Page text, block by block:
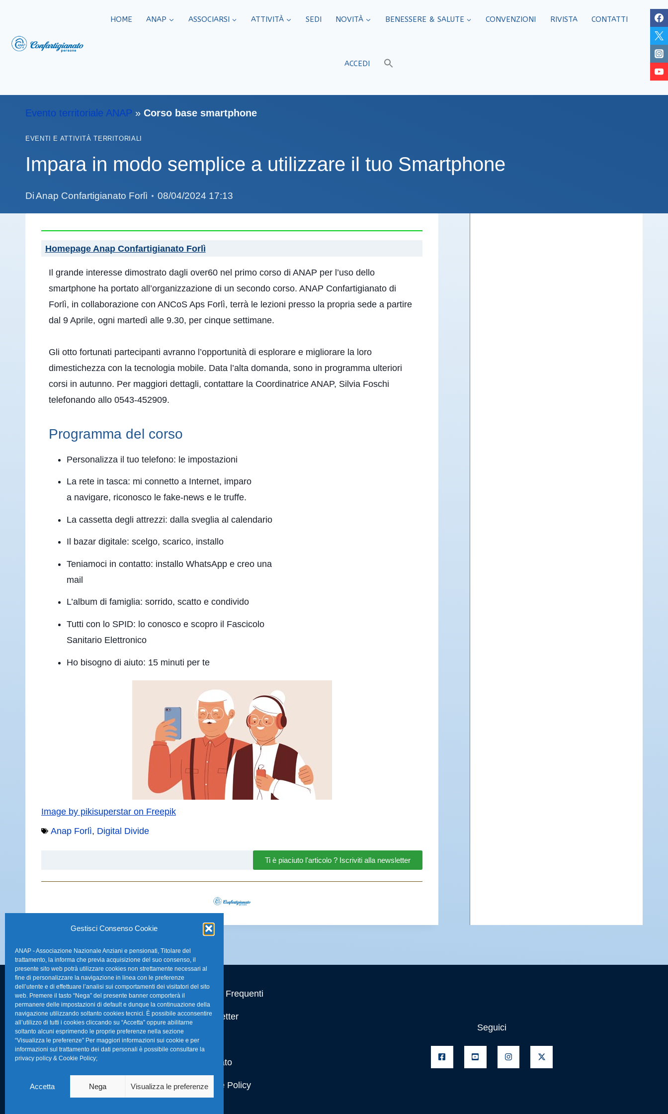
Gestisci Consenso Cookie
ANAP - Associazione Nazionale Anziani e pensionati, Titolare del
trattamento, la informa che previa acquisizione del suo consenso, il
presente sito web potrà utilizzare cookies non strettamente necessari al
fine di personalizzare la navigazione in linea con le preferenze
dell’utente e di effettuare l’analisi sui comportamenti dei visitatori del sito
web. Premere il tasto “Nega” del presente banner comporterà il
permanere delle impostazioni di default e dunque la continuazione della
navigazione utilizzando soltanto cookies tecnici. È possibile acconsentire
all’utilizzo di tutti i cookies cliccando su “Accetta” oppure abilitarne
soltanto alcuni esprimendo le proprie preferenze nella sezione
“Visualizza le preferenze” Per maggiori informazioni sui cookie e per
informazioni sul trattamento dei dati personali è possibile consultare la
privacy policy & Cookie Policy;
Accetta Nega Visualizza le preferenze
HOME ANAP ASSOCIARSI ATTIVITÀ SEDI​ NOVITÀ BENESSERE & SALUTE CONVENZIONI RIVISTA CONTATTI
ACCEDI
Evento territoriale ANAP » Corso base smartphone
EVENTI E ATTIVITÀ TERRITORIALI
Impara in modo semplice a utilizzare il tuo Smartphone
DiAnap Confartigianato Forlì 08/04/2024 17:13
Homepage Anap Confartigianato Forlì
Il grande interesse dimostrato dagli over60 nel primo corso di ANAP per l’uso dello
smartphone ha portato all’organizzazione di un secondo corso. ANAP Confartigianato di
Forlì, in collaborazione con ANCoS Aps Forlì, terrà le lezioni presso la propria sede a partire
dal 9 Aprile, ogni martedì alle 9.30, per cinque settimane.
Gli otto fortunati partecipanti avranno l’opportunità di esplorare e migliorare la loro
dimestichezza con la tecnologia mobile. Data l’alta domanda, sono in programma ulteriori
corsi in autunno. Per maggiori dettagli, contattare la Coordinatrice ANAP, Silvia Foschi
telefonando allo 0543-452909.
Programma del corso
Personalizza il tuo telefono: le impostazioni
La rete in tasca: mi connetto a Internet, imparo
a navigare, riconosco le fake-news e le truffe.
La cassetta degli attrezzi: dalla sveglia al calendario
Il bazar digitale: scelgo, scarico, installo
Teniamoci in contatto: installo WhatsApp e creo una
mail
L’album di famiglia: sorrido, scatto e condivido
Tutti con lo SPID: lo conosco e scopro il Fascicolo
Sanitario Elettronico
Ho bisogno di aiuto: 15 minuti per te
Image by pikisuperstar on Freepik
Anap Forlì, Digital Divide
Ti è piaciuto l'articolo ? Iscriviti alla newsletter
Sede Nazionale Anap Confartigianato:
Indirizzo: Via S. Giovanni in Laterano,
152 – 00184 Roma RM
Telefono: 0670374202
E-mail: anap@confartigianato.it
FAQ – Domande Frequenti
La nostra Newsletter
Link Utili
TG Confartigianato
Privacy & Cookie Policy
Seguici